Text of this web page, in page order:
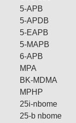
5-APB
5-APDB
5-EAPB
5-MAPB
6-APB
MPA
BK-MDMA
MPHP
25i-nbome
25-b nbome